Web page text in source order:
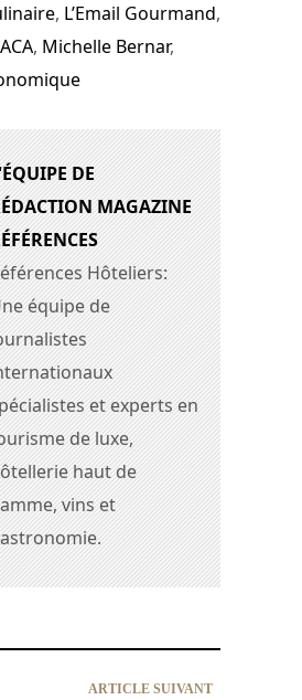
, L’Email Gourmand,
, Michelle Bernar,
DE
MAGAZINE
Hôteliers:
équipe de
et experts en
de luxe,
haut de
vins et
ARTICLE SUIVANT